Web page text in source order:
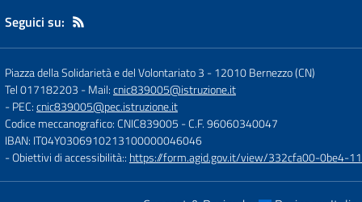
Seguici su:
Piazza della Solidarietà e del Volontariato 3 -12010 Bernezzo (CN)
Tel 017182203 - Mail:cnic839005@istruzione.it
- PEC:cnic839005@pec.istruzione.it
Codice meccanografico: CNIC839005 - C.F. 96060340047
IBAN: IT04Y0306910213100000046046
- Obiettivi di accessibilità:: https://form.agid.gov.it/view/332cfa00-0be4-